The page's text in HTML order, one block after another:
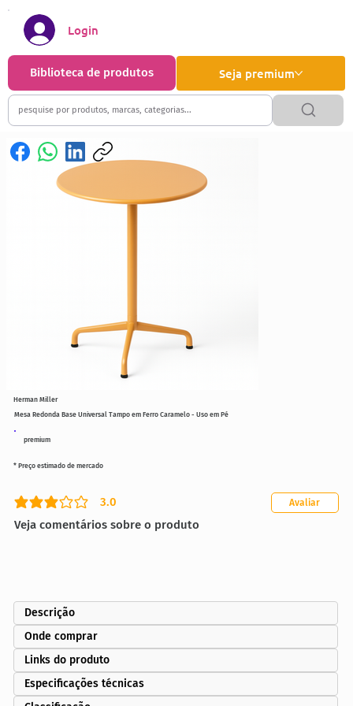
Seja premium
Biblioteca de produtos
Login
premium
Mesa Redonda Base Universal Tampo em Ferro Caramelo - Uso em Pé
3.0
classificação média é 3 de 5
Veja comentários sobre o produto
Avaliar
* Preço estimado de mercado
Herman Miller
Descrição
Onde comprar
Links do produto
Especificações técnicas